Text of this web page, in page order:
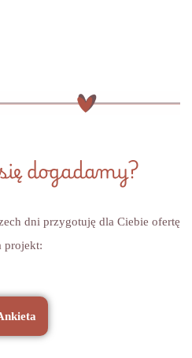
dogadamy?
dni przygotuję dla Ciebie ofertę
projekt: